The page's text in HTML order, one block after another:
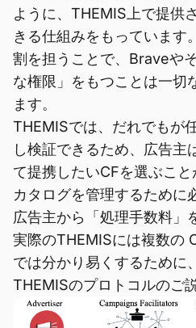
ように、THEMIS上で提供
きる仕組みをもっています
割を担うことで、Braveや
な権限」をもつことは一切
ます。
THEMISでは、だれでもが
し検証できるため、広告主
て提携したいCFを選ぶこ
カタログを管理するために
広告主から「処理手数料」
実際のTHEMISには複数の
では分かり易くするために
THEMISのプロトコルのご